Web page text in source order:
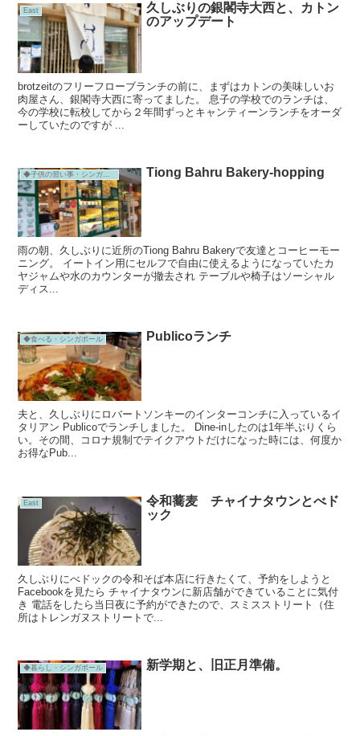
East
久しぶりの銀閣寺大西と、カトン
のアップデート
brotzeitのフリーフローブランチの前に、まずはカトンの美味しいお
肉屋さん、銀閣寺大西に寄ってました。 息子の学校でのランチは、
今の学校に転校してから２年間ずっとキャンティーンランチをオーダ
ーしていたのですが ...
◆子供の習い事・シンガポール Tiong Bahru Bakery-hopping
雨の朝、久しぶりに近所のTiong Bahru Bakeryで友達とコーヒーモー
ニング。 イートイン用にセルフで自由に使えるようになっていたカ
ヤジャムや水のカウンターが撤去され テーブルや椅子はソーシャル
ディス...
◆食べる・シンガポール Publicoランチ
夫と、久しぶりにロバートソンキーのインターコンチに入っているイ
タリアン Publicoでランチしました。 Dine-inしたのは1年半ぶりくら
い。その間、コロナ規制でテイクアウトだけになった時には、何度か
お得なPub...
East
令和蕎麦 チャイナタウンとべド
ック
久しぶりにべドックの令和そば本店に行きたくて、予約をしようと
Facebookを見たら チャイナタウンに新店舗ができていることに気付
き 電話をしたら当日夜に予約ができたので、スミスストリート（住
所はトレンガヌストリートで...
◆暮らし・シンガポール 新学期と、旧正月準備。